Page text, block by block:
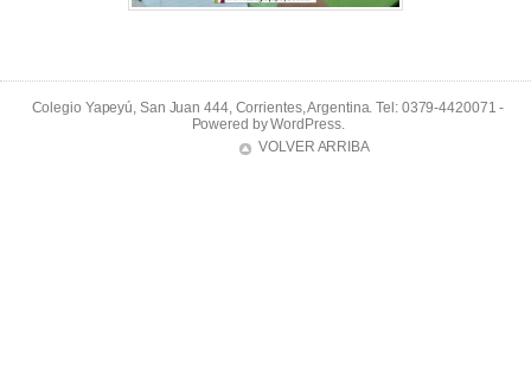
Colegio Yapeyú, San Juan 444, Corrientes, Argentina. Tel: 0379-4420071 -
Powered byWordPress.
VOLVER ARRIBA